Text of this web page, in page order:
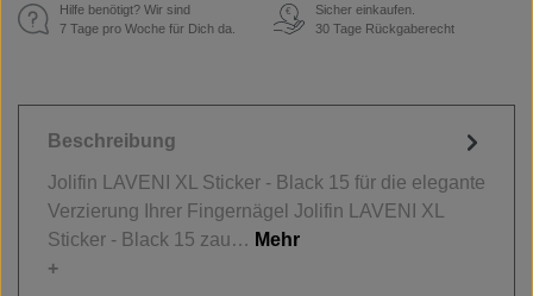
Hilfe benötigt? Wir sind
7 Tage pro Woche für Dich da.
€
Sicher einkaufen.
30 Tage Rückgaberecht
Beschreibung
Jolifin LAVENI XL Sticker - Black 15 für die elegante
Verzierung Ihrer Fingernägel Jolifin LAVENI XL
Sticker - Black 15 zau… Mehr